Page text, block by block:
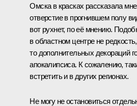
Омска в красках рассказала
отверстие в прогнившем полу
вот рухнет, по её мнению.
в областном центре не
то дополнительных декораций
апокалипсиса. К сожалению,
встретить и в других регионах.
Не могу не остановиться